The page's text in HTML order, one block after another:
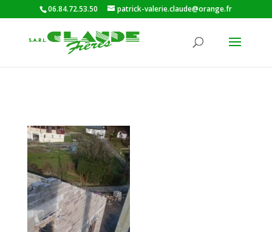
06.84.72.53.50 patrick-valerie.claude@orange.fr